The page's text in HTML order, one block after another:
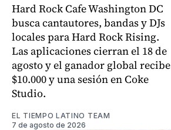
Hard Rock Cafe Washington DC
busca cantautores, bandas y DJs
locales para Hard Rock Rising.
Las aplicaciones cierran el 18 de
agosto y el ganador global recibe
$10.000 y una sesión en Coke
Studio.
EL TIEMPO LATINO TEAM
7 de agosto de 2026